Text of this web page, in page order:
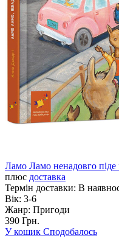
Ламо Ламо ненадовго піде
плюс доставка
Термін доставки: В
Вік: 3-6
Жанр: Пригоди
390 Грн.
У кошик Сподобалось